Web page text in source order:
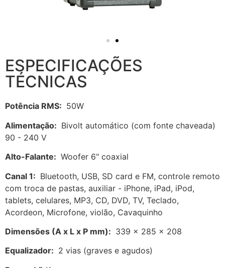
ESPECIFICAÇÕES
TÉCNICAS
Potência RMS: 50W
Alimentação: Bivolt automático (com fonte chaveada)
90 - 240 V
Alto-Falante: Woofer 6" coaxial
Canal 1: Bluetooth, USB, SD card e FM, controle remoto
com troca de pastas, auxiliar - iPhone, iPad, iPod,
tablets, celulares, MP3, CD, DVD, TV, Teclado,
Acordeon, Microfone, violão, Cavaquinho
Dimensões (A x L x P mm): 339 x 285 x 208
Equalizador: 2 vias (graves e agudos)